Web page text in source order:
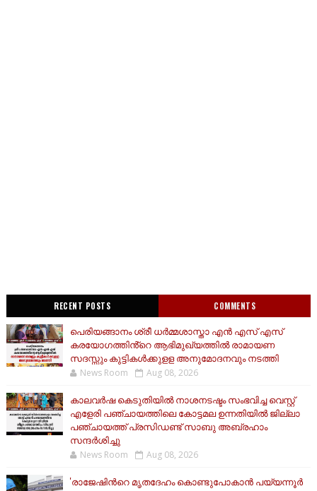
RECENT POSTS COMMENTS
പെരിയങ്ങാനം ശ്രീ ധർമ്മശാസ്താ എൻ എസ് എസ്
കരയോഗത്തിൻ്റെ ആഭിമുഖ്യത്തിൽ രാമായണ
സദസ്സും കുട്ടികൾക്കുളള അനുമോദനവും നടത്തി
News Room Aug 08, 2026
കാലവർഷ കെടുതിയിൽ നാശനടഷ്ടം സംഭവിച്ച വെസ്റ്റ്
എളേരി പഞ്ചായത്തിലെ കോട്ടമല ഉന്നതിയിൽ ജില്ലാ
പഞ്ചായത്ത് പ്രസിഡണ്ട് സാബു അബ്രഹാം
സന്ദര്‍ശിച്ചു
News Room Aug 08, 2026
'രാജേഷിന്‍റെ മൃതദേഹം കൊണ്ടുപോകാൻ പയ്യന്നൂർ